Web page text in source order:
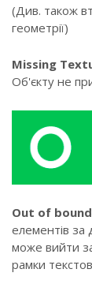
(Див. також
геометрії)
Missing
Об'єкту не
Out of
елементів за
може вийти
рамки